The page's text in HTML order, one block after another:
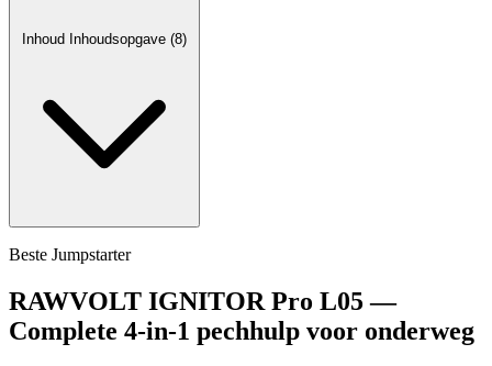
Inhoud Inhoudsopgave (8)
Beste Jumpstarter
RAWVOLT IGNITOR Pro L05 —
Complete 4-in-1 pechhulp voor onderweg